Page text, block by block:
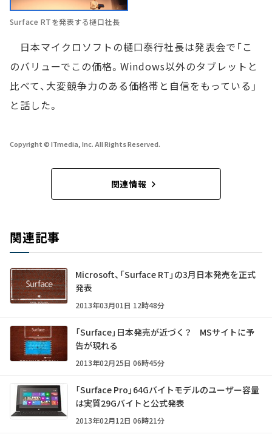
Surface RTを発表する樋口社長
日本マイクロソフトの樋口泰行社長は発表会で「こ
のバリューでこの価格。Windows以外のタブレットと
比べて、大変競争力のある価格帯と自信をもっている」
と話した。
Copyright © ITmedia, Inc. All Rights Reserved.
関連情報
関連記事
Microsoft、「Surface RT」の3月日本発売を正式
発表
2013年03月01日 12時48分
「Surface」日本発売が近づく？ MSサイトに予
告が現れる
2013年02月25日 06時45分
「Surface Pro」64Gバイトモデルのユーザー容量
は実質29Gバイトと公式発表
2013年02月12日 06時21分